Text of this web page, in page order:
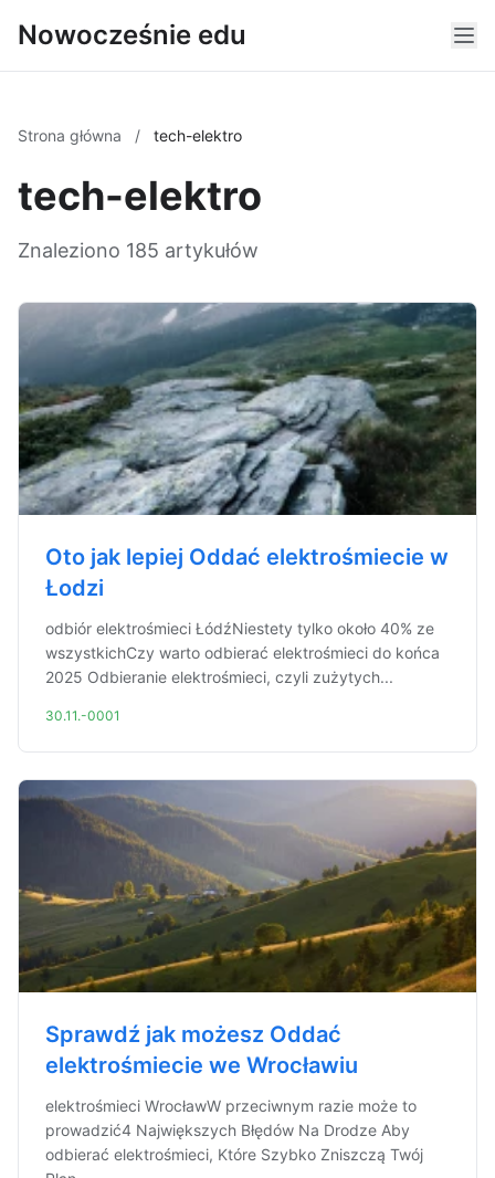
Nowocześnie edu
Strona główna / tech-elektro
tech-elektro
Znaleziono 185 artykułów
Oto jak lepiej Oddać elektrośmiecie w
Łodzi
odbiór elektrośmieci ŁódźNiestety tylko około 40% ze
wszystkichCzy warto odbierać elektrośmieci do końca
2025 Odbieranie elektrośmieci, czyli zużytych...
30.11.-0001
Sprawdź jak możesz Oddać
elektrośmiecie we Wrocławiu
elektrośmieci WrocławW przeciwnym razie może to
prowadzić4 Największych Błędów Na Drodze Aby
odbierać elektrośmieci, Które Szybko Zniszczą Twój